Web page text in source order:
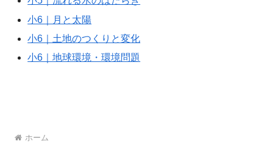
小6｜月と太陽
小6｜土地のつくりと変化
小6｜地球環境・環境問題
ホーム